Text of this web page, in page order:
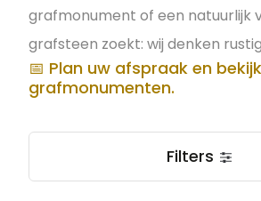
grafmonument of een natuurlijk
grafsteen zoekt: wij denken
📅 Plan uw afspraak en
grafmonumenten.
Filters